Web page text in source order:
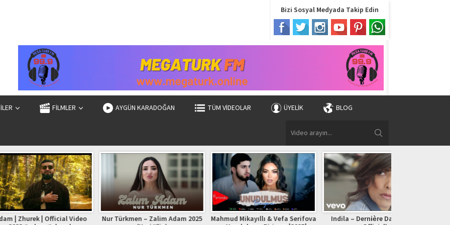
Bizi Sosyal Medyada Takip Edin
FİLMLER AYGÜN KARADOĞAN TÜM VIDEOLAR ÜYELIK BLOG
Official Video
Nur Türkmen – Zalim Adam 2025
Mahmud Mikayıllı & Vefa Serifova
Indila – Dernière Danse (Clip